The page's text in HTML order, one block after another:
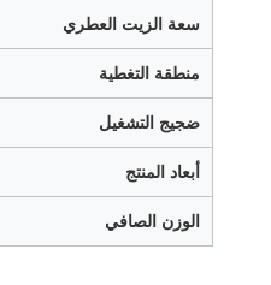
سعة الزيت العطري
منطقة التغطية
ضجيج التشغيل
أبعاد المنتج
الوزن الصافي